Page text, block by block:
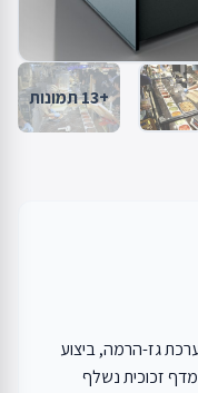
+13 תמונות
גז-הרמה, ביצוע
זכוכית נשלף